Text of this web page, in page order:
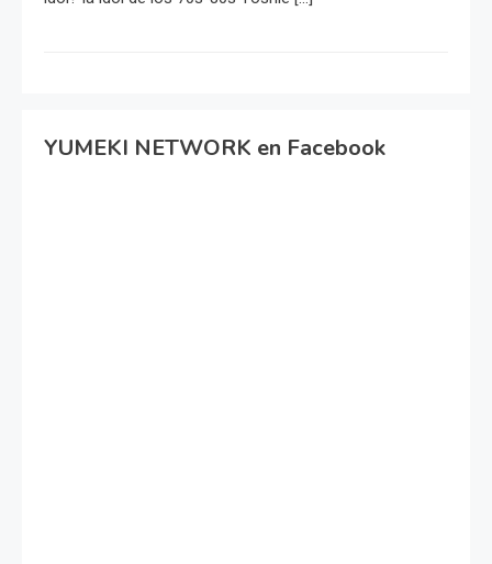
YUMEKI NETWORK en Facebook